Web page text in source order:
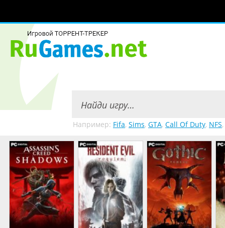
Например: Fifa, Sims, GTA, Call Of Duty, NFS,